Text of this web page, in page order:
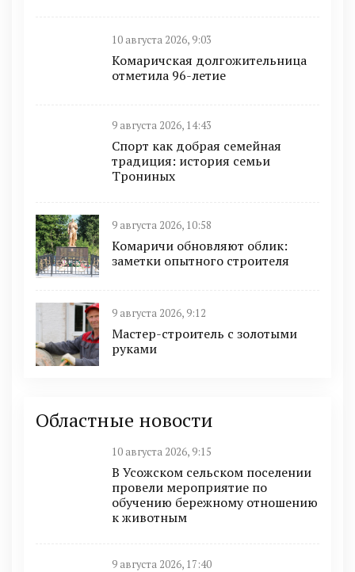
10 августа 2026, 9:03
Комаричская долгожительница
отметила 96-летие
9 августа 2026, 14:43
Спорт как добрая семейная
традиция: история семьи
Трониных
9 августа 2026, 10:58
Комаричи обновляют облик:
заметки опытного строителя
9 августа 2026, 9:12
Мастер-строитель с золотыми
руками
Областные новости
10 августа 2026, 9:15
В Усожском сельском поселении
провели мероприятие по
обучению бережному отношению
к животным
9 августа 2026, 17:40